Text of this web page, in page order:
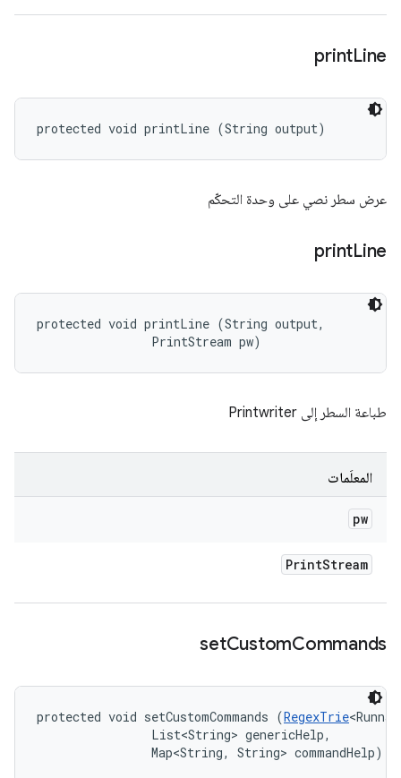
printLine
protected void printLine (String output)
عرض سطر نصي على وحدة التحكّم
printLine
protected void printLine (String output,
                PrintStream pw)
طباعة السطر إلى Printwriter
المعلَمات
pw
PrintStream
setCustomCommands
protected void setCustomCommands (RegexTrie
                List<String> genericHelp,
                Map<String, String> commandHelp)